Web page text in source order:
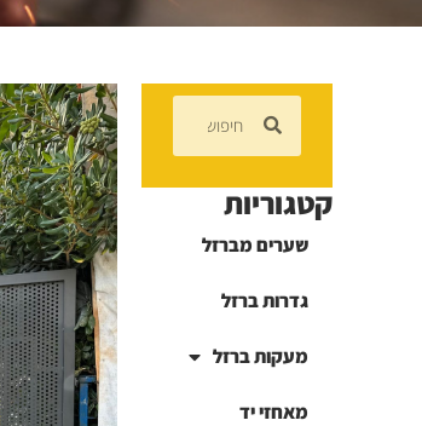
קטגוריות
שערים מברזל
גדרות ברזל
מעקות ברזל
מאחזי יד